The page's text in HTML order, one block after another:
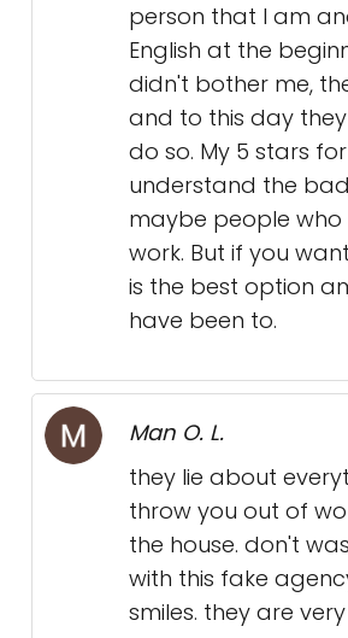
person that I am
English at the
didn't bother me,
and to this day
do so. My 5 stars
understand the
maybe people
work. But if you
is the best option
have been to.
Man O. L.
they lie about
throw you out of
the house. don't
with this fake
smiles. they are